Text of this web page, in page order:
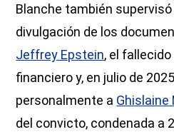
Blanche también
divulgación de los
Jeffrey Epstein, el
financiero y, en julio de
personalmente a Ghislaine
del convicto, condenada a